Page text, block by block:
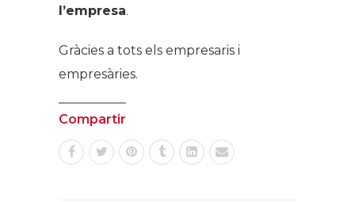
l’empresa.
Gràcies a tots els empresaris i
empresàries.
Compartir